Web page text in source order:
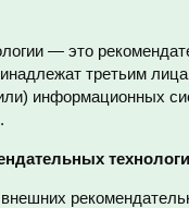
— это
третьим
информационных